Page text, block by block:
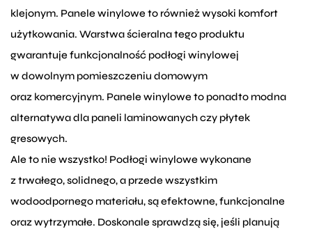
klejonym. Panele winylowe to również wysoki komfort
użytkowania. Warstwa ścieralna tego produktu
gwarantuje funkcjonalność podłogi winylowej
w dowolnym pomieszczeniu domowym
oraz komercyjnym. Panele winylowe to ponadto modna
alternatywa dla paneli laminowanych czy płytek
gresowych.
Ale to nie wszystko! Podłogi winylowe wykonane
z trwałego, solidnego, a przede wszystkim
wodoodpornego materiału, są efektowne, funkcjonalne
oraz wytrzymałe. Doskonale sprawdzą się, jeśli planują